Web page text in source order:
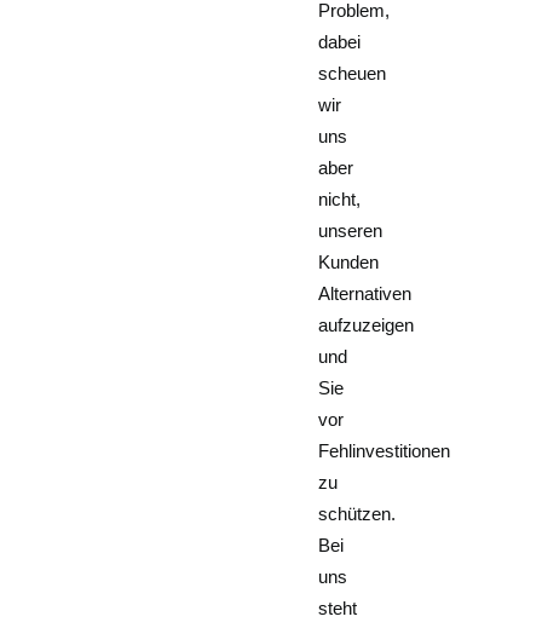
Problem,
dabei
scheuen
wir
uns
aber
nicht,
unseren
Kunden
Alternativen
aufzuzeigen
und
Sie
vor
Fehlinvestitionen
zu
schützen.
Bei
uns
steht